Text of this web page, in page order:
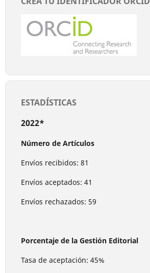
ESTADÍSTICAS
2022*
Número de Artículos
Envíos recibidos: 81
Envíos aceptados: 41
Envíos rechazados: 59
Porcentaje de la Gestión Editorial
Tasa de aceptación: 45%